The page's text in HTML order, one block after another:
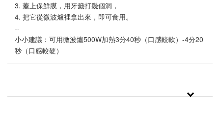
3. 蓋上保鮮膜，用牙籤打幾個洞，
4. 把它從微波爐裡拿出來，即可食用。
--
小小建議：可用微波爐500W加熱3分40秒（口感較軟）-4分20
秒（口感較硬）